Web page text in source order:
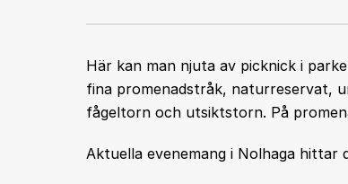
Här kan man njuta av picknick i
fina promenadstråk, naturreservat,
fågeltorn och utsiktstorn. På
Aktuella evenemang i Nolhaga hittar